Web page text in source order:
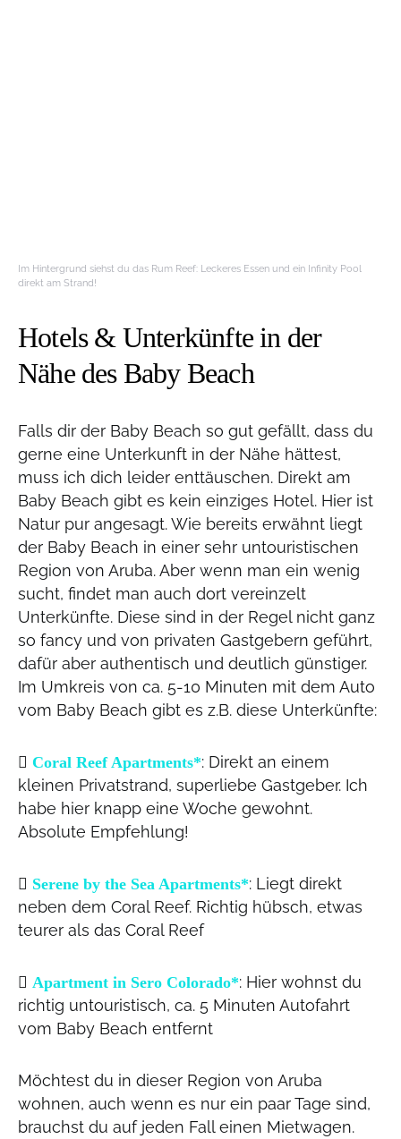
Im Hintergrund siehst du das Rum Reef: Leckeres Essen und ein Infinity Pool
direkt am Strand!
Hotels & Unterkünfte in der
Nähe des Baby Beach
Falls dir der Baby Beach so gut gefällt, dass du
gerne eine Unterkunft in der Nähe hättest,
muss ich dich leider enttäuschen. Direkt am
Baby Beach gibt es kein einziges Hotel. Hier ist
Natur pur angesagt. Wie bereits erwähnt liegt
der Baby Beach in einer sehr untouristischen
Region von Aruba. Aber wenn man ein wenig
sucht, findet man auch dort vereinzelt
Unterkünfte. Diese sind in der Regel nicht ganz
so fancy und von privaten Gastgebern geführt,
dafür aber authentisch und deutlich günstiger.
Im Umkreis von ca. 5-10 Minuten mit dem Auto
vom Baby Beach gibt es z.B. diese Unterkünfte:
Coral Reef Apartments*: Direkt an einem
kleinen Privatstrand, superliebe Gastgeber. Ich
habe hier knapp eine Woche gewohnt.
Absolute Empfehlung!
Serene by the Sea Apartments*: Liegt direkt
neben dem Coral Reef. Richtig hübsch, etwas
teurer als das Coral Reef
Apartment in Sero Colorado*: Hier wohnst du
richtig untouristisch, ca. 5 Minuten Autofahrt
vom Baby Beach entfernt
Möchtest du in dieser Region von Aruba
wohnen, auch wenn es nur ein paar Tage sind,
brauchst du auf jeden Fall einen Mietwagen.